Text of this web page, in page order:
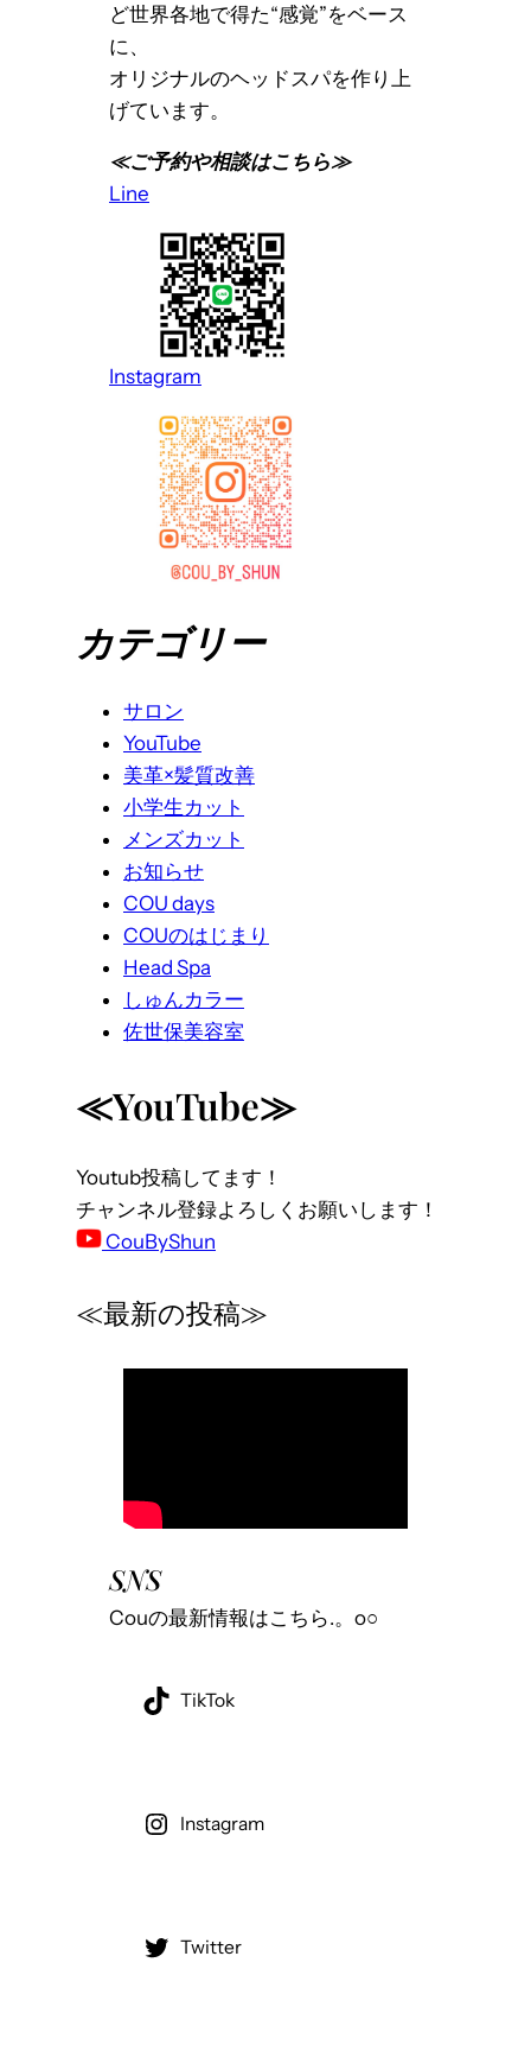
ど世界各地で得た“感覚”をベース
に、
オリジナルのヘッドスパを作り上
げています。
≪ご予約や相談はこちら≫
Line
Instagram
カテゴリー
サロン
YouTube
美革×髪質改善
小学生カット
メンズカット
お知らせ
COU days
COUのはじまり
Head Spa
しゅんカラー
佐世保美容室
≪YouTube≫
Youtub投稿してます！
チャンネル登録よろしくお願いします！
CouByShun
≪最新の投稿≫
SNS
Couの最新情報はこちら.。o○
TikTok
Instagram
Twitter